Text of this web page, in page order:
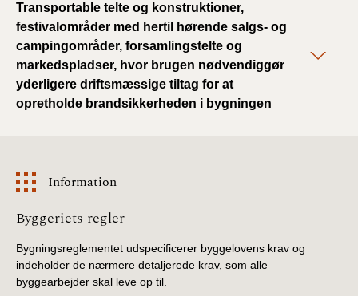
Transportable telte og konstruktioner,
festivalområder med hertil hørende salgs- og
campingområder, forsamlingstelte og
markedspladser, hvor brugen nødvendiggør
yderligere driftsmæssige tiltag for at
opretholde brandsikkerheden i bygningen
Information
Information
Byggeriets regler
Bygningsreglementet udspecificerer byggelovens krav og
indeholder de nærmere detaljerede krav, som alle
byggearbejder skal leve op til.